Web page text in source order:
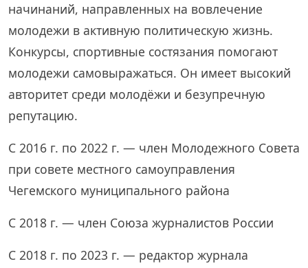
начинаний, направленных на вовлечение
молодежи в активную политическую жизнь.
Конкурсы, спортивные состязания помогают
молодежи самовыражаться. Он имеет высокий
авторитет среди молодёжи и безупречную
репутацию.
С 2016 г. по 2022 г. — член Молодежного Совета
при совете местного самоуправления
Чегемского муниципального района
С 2018 г. — член Союза журналистов России
С 2018 г. по 2023 г. — редактор журнала